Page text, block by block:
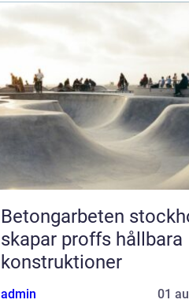
Betongarbeten
skapar proffs hållbara
konstruktioner
admin 01